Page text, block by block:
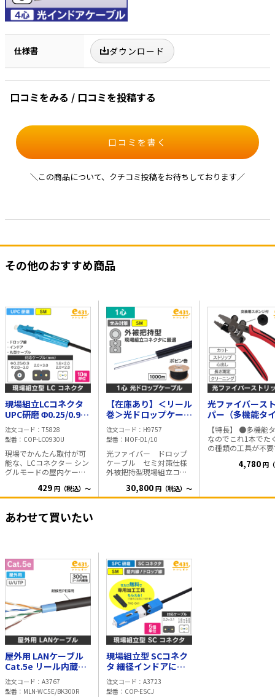
仕様書 ダウンロード
口コミをみる / 口コミを投稿する
口コミを書く
＼この商品について、クチコミ投稿をお待ちしております／
その他のおすすめ商品
現場組立LCコネクタ
UPC研磨 Φ0.25/0.9、
2.0～3.0mm丸形ケー
ブル、
2×1.6/2.0/3.0mmケ
ーブル適合
注文コード
T5828
型番
COP-LC0930U
現場でかんたん取付が可
能な、LCコネクター シン
グルモードの屋内ケーブ
外被に把持します。 大手
メーカーのファイバーカ
に対応しています。 (組立
以上 対応ケーブル ・
Φ0.25/0.9、2.0～3.0mm
丸型ケーブル
2×1.6/2.0/3.0mmケーブ
ル 内容物 ・LCコネクタ本
体 ・カッター固定具
(コネクタ10個につき1個)
・ワイパー (コネクタ10
個につき10枚) ・日本語
説明書
429 円（税込）～
【在庫あり】＜リール
巻＞光ドロップケーブ
ル SM 1心線(単心線)
1000m
注文コード
H9757
型番
MOF-D1/10
光ファイバー ドロップ
ケーブル セミ対策仕様
外被把持型現場組立コネ
ール巻 仕様 ・SM ITU-T
G.657 A1準拠 ・支持線
径 450mm ・高さ
260mm
30,800 円（税込）～
光ファイバース
パー（多機能タ
【特長】 ●多機能
なのでこれ1本でた
の種類の工具が不
が可能 ●光ファイ
4,780 円
あわせて買いたい
屋外用 LANケーブル
Cat.5e リール内蔵箱
入 300m巻
注文コード
A3767
型番
MLN-WC5E/BK300R
現場組立型 SCコネク
タ 細径インドアにも
対応 ■今なら工具付
き!■
注文コード
A3723
型番
COP-ESCJ